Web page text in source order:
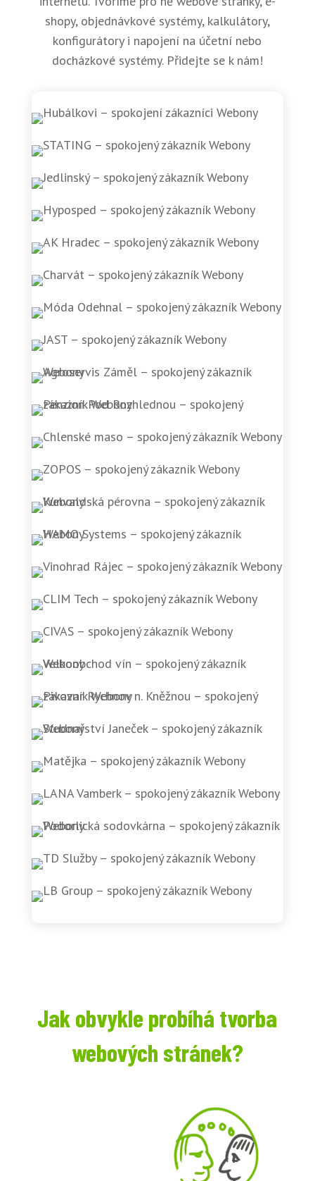
shopy, objednávkové systémy, kalkulátory,
konfigurátory i napojení na účetní nebo
docházkové systémy. Přidejte se k nám!
Jak obvykle probíhá tvorba
webových stránek?